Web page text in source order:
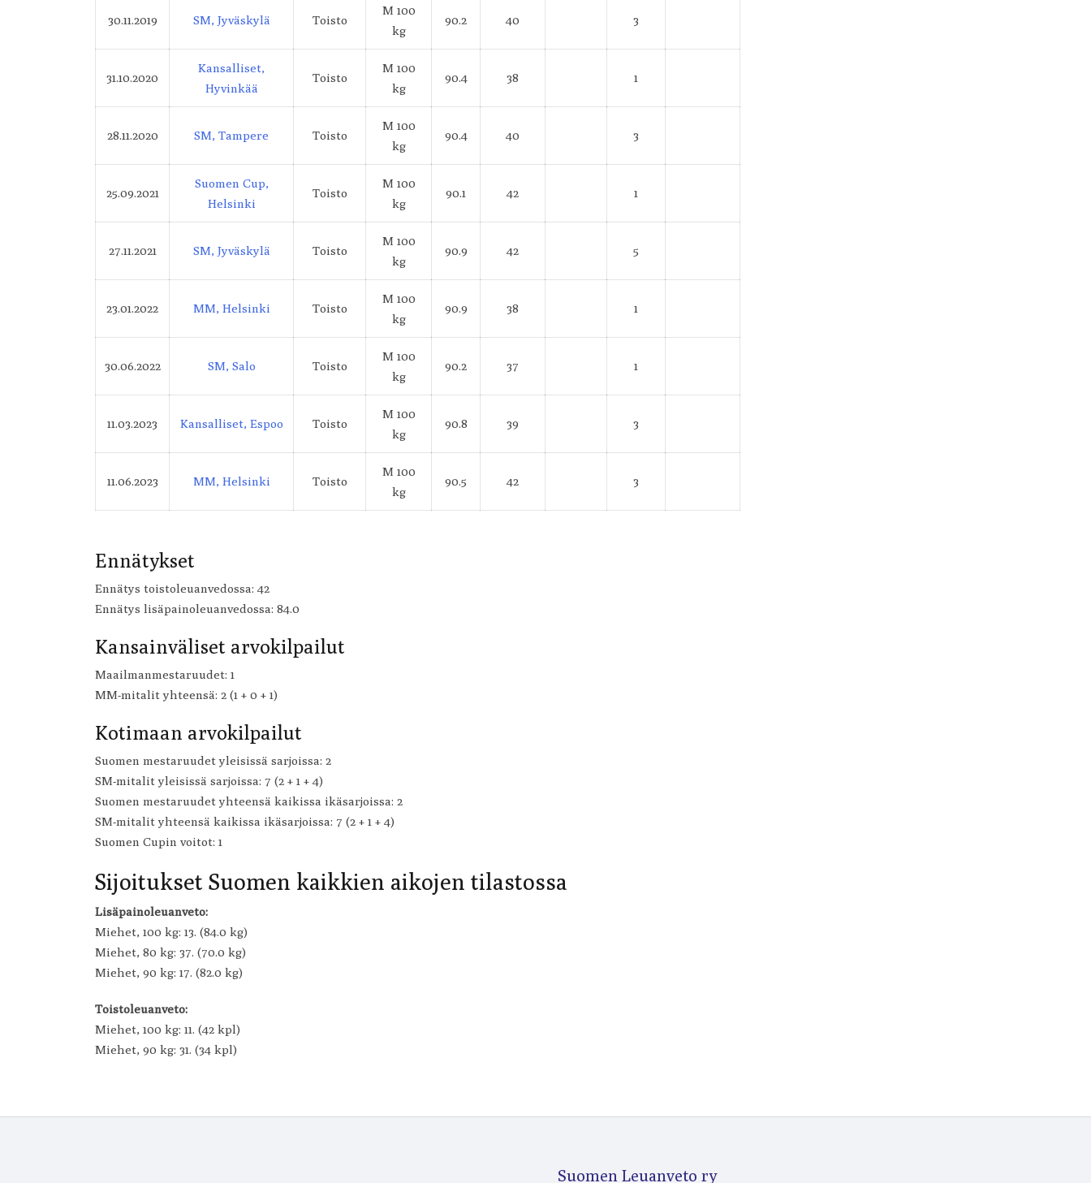
30.11.2019 SM, Jyväskylä Toisto
M 100
kg
90.2 40 3
31.10.2020
Kansalliset,
Hyvinkää
Toisto
M 100
kg
90.4 38 1
28.11.2020 SM, Tampere Toisto
M 100
kg
90.4 40 3
25.09.2021
Suomen Cup,
Helsinki
Toisto
M 100
kg
90.1 42 1
27.11.2021 SM, Jyväskylä Toisto
M 100
kg
90.9 42 5
23.01.2022 MM, Helsinki Toisto
M 100
kg
90.9 38 1
30.06.2022 SM, Salo Toisto
M 100
kg
90.2 37 1
11.03.2023 Kansalliset, Espoo Toisto
M 100
kg
90.8 39 3
11.06.2023 MM, Helsinki Toisto
M 100
kg
90.5 42 3
Ennätykset
Ennätys toistoleuanvedossa: 42
Ennätys lisäpainoleuanvedossa: 84.0
Kansainväliset arvokilpailut
Maailmanmestaruudet: 1
MM-mitalit yhteensä: 2 (1 + 0 + 1)
Kotimaan arvokilpailut
Suomen mestaruudet yleisissä sarjoissa: 2
SM-mitalit yleisissä sarjoissa: 7 (2 + 1 + 4)
Suomen mestaruudet yhteensä kaikissa ikäsarjoissa: 2
SM-mitalit yhteensä kaikissa ikäsarjoissa: 7 (2 + 1 + 4)
Suomen Cupin voitot: 1
Sijoitukset Suomen kaikkien aikojen tilastossa
Lisäpainoleuanveto:
Miehet, 100 kg: 13. (84.0 kg)
Miehet, 80 kg: 37. (70.0 kg)
Miehet, 90 kg: 17. (82.0 kg)
Toistoleuanveto:
Miehet, 100 kg: 11. (42 kpl)
Miehet, 90 kg: 31. (34 kpl)
Suomen Leuanveto ry